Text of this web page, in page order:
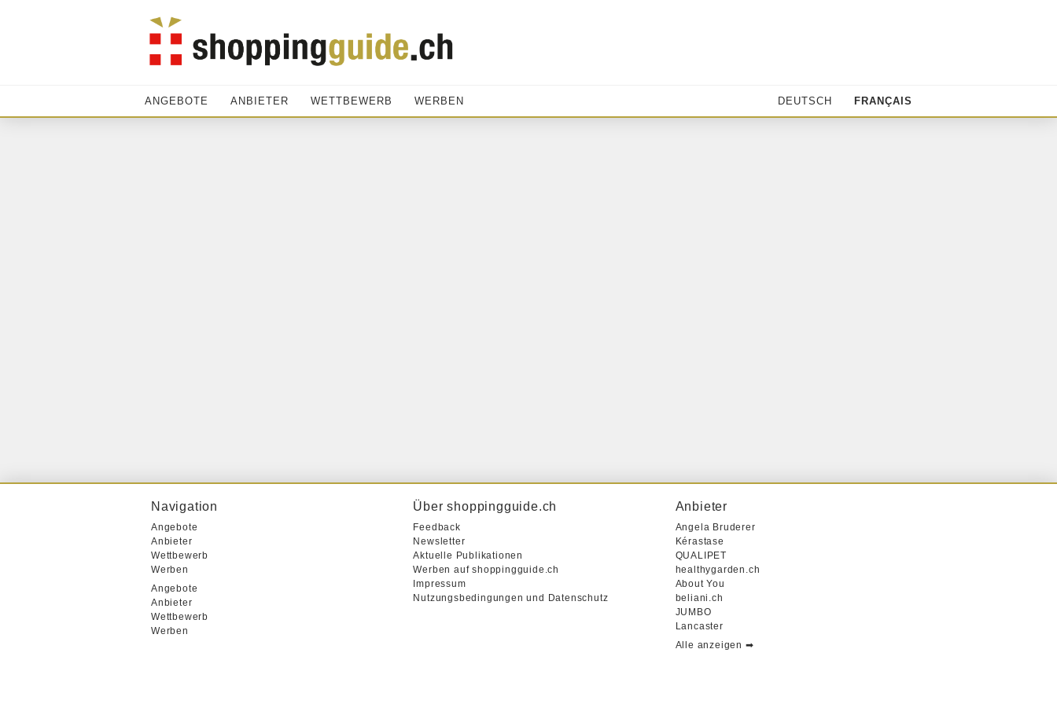
ANGEBOTE ANBIETER WETTBEWERB WERBEN DEUTSCH FRANÇAIS
Navigation
Angebote
Anbieter
Wettbewerb
Werben
Angebote
Anbieter
Wettbewerb
Werben
Über shoppingguide.ch
Feedback
Newsletter
Aktuelle Publikationen
Werben auf shoppingguide.ch
Impressum
Nutzungsbedingungen und Datenschutz
Anbieter
Angela Bruderer
Kérastase
QUALIPET
healthygarden.ch
About You
beliani.ch
JUMBO
Lancaster
Alle anzeigen ➡︎